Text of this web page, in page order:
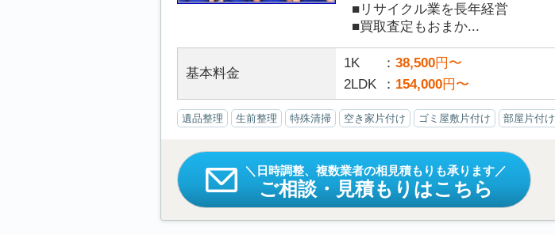
■リサイクル業を長年経営
■買取査定もおまか...
基本料金
1K 38,500円〜
2LDK
154,000円〜
遺品整理 生前整理 特殊清掃 空き家片付け ゴミ屋敷片付け 部屋片付け
日時調整、複数業者の相見積もりも承ります
ご相談・見積もりはこちら